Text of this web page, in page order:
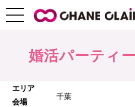
婚活パーティ
エリア
会場
千葉